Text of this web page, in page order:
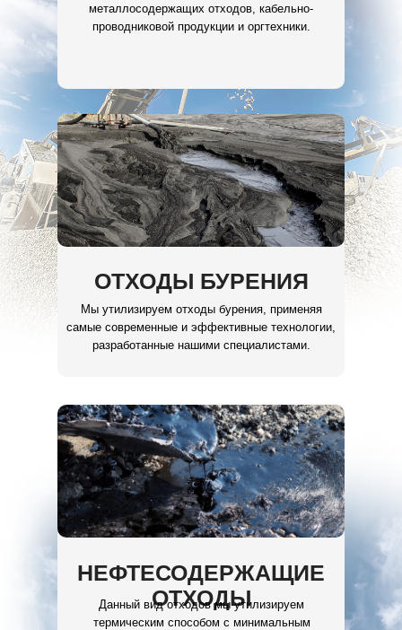
металлосодержащих отходов, кабельно-
проводниковой продукции и оргтехники.
НЕФТЕСОДЕРЖАЩИЕ
ОТХОДЫ
Данный вид отходов мы утилизируем
термическим способом с минимальным
ОТХОДЫ БУРЕНИЯ
Мы утилизируем отходы бурения, применяя
самые современные и эффективные технологии,
разработанные нашими специалистами.